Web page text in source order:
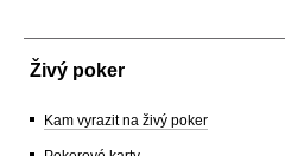
Živý poker
Kam vyrazit na živý poker